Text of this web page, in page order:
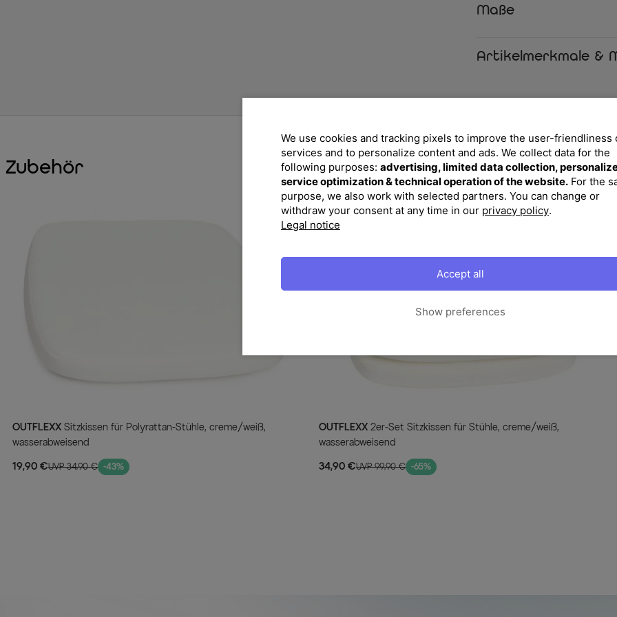
Nutzungsmöglichkeiten. Die
Highlight Ihrer Gartenmöbel.
hochwertigen Materialien
Nutzung im Freien.
Mit einer Größe von ca. 55 x
ausreichend Platz für
ermöglicht ein einfaches
Belastbarkeit sicherstellt. Das
auch für den Einsatz in
Zusätzliche
dieses Set besonders
dafür, dass Sie lange Freude
entspanntes Frühstück im
einem guten Buch – dieses
Ein weiteres Highlight: Das
sofort nach Erhalt der Ware
Sie auf Qualität und Design,
Gartenmöbel-Set, das
Gönnen Sie sich dieses
verwandeln Sie Ihren
Bestellen Sie noch heute und
Maße
Artikelmerkmale &
Zubehör
OUTFLEXX
wasserabweisend
19,90 €UVP 34,90 € -43%
OUTFLEXX 2er-Set Sitzkissen für Stühle, creme/weiß,
wasserabweisend
34,90 €UVP 99,90 € -65%
We use cookies and tracking pixels to improve the user-friendliness
services and to personalize content and ads. We collect data for the
following purposes: advertising, limited data collection,
service optimization & technical operation of the website. For the
purpose, we also work with selected partners. You can change or
withdraw your consent at any time in our privacy policy.
Legal notice
Show preferences
Accept all